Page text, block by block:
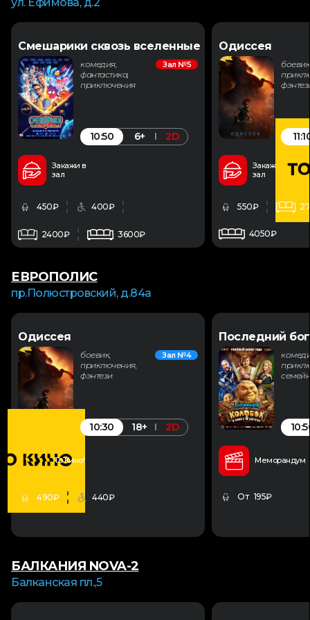
Смешарики сквозь вселенные
комедия,
фантастика,
приключения
Зал №5
10:50 6+ 2D
Закажи в
зал
450₽ 400₽
2400₽ 3600₽
Одиссея
Закажи в
зал
550₽
4050₽
ЕВРОПОЛИС
пр.Полюстровский, д.84а
Одиссея
боевик,
приключения,
фэнтези
Зал №4
10:30 18+ 2D
То Кино!
490₽ 440₽
Последний
Меморандум
От 195₽
БАЛКАНИЯ NOVA-2
Балканская пл.,5